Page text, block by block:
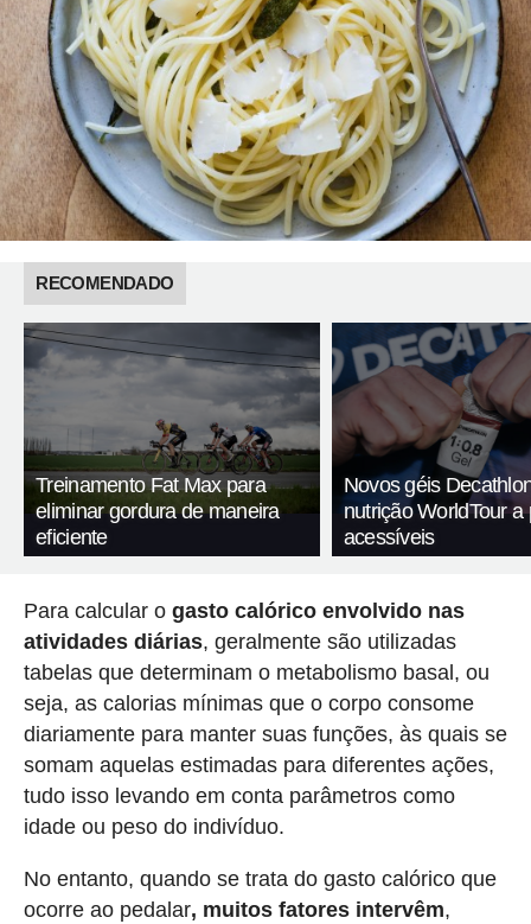
RECOMENDADO
Treinamento Fat Max para
eliminar gordura de maneira
eficiente
Novos géis
nutrição WorldTour a
acessíveis
Para calcular o gasto calórico envolvido nas
atividades diárias, geralmente são utilizadas
tabelas que determinam o metabolismo basal, ou
seja, as calorias mínimas que o corpo consome
diariamente para manter suas funções, às quais se
somam aquelas estimadas para diferentes ações,
tudo isso levando em conta parâmetros como
idade ou peso do indivíduo.
No entanto, quando se trata do gasto calórico que
ocorre ao pedalar, muitos fatores intervêm,